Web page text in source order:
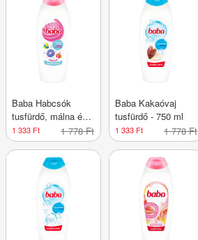
Baba Habcsók
tusfürdő, málna és
rózsafa illattal - 750
ml
1 333 Ft 1 778 Ft
Baba Kakaóvaj
tusfürdő - 750 ml
1 333 Ft 1 778 Ft